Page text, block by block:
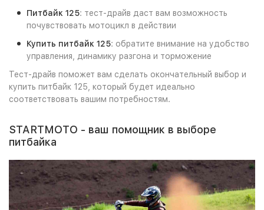
Питбайк 125: тест-драйв даст вам возможность
почувствовать мотоцикл в действии
Купить питбайк 125: обратите внимание на удобство
управления, динамику разгона и торможение
Тест-драйв поможет вам сделать окончательный выбор и
купить питбайк 125, который будет идеально
соответствовать вашим потребностям.
STARTMOTO - ваш помощник в выборе
питбайка